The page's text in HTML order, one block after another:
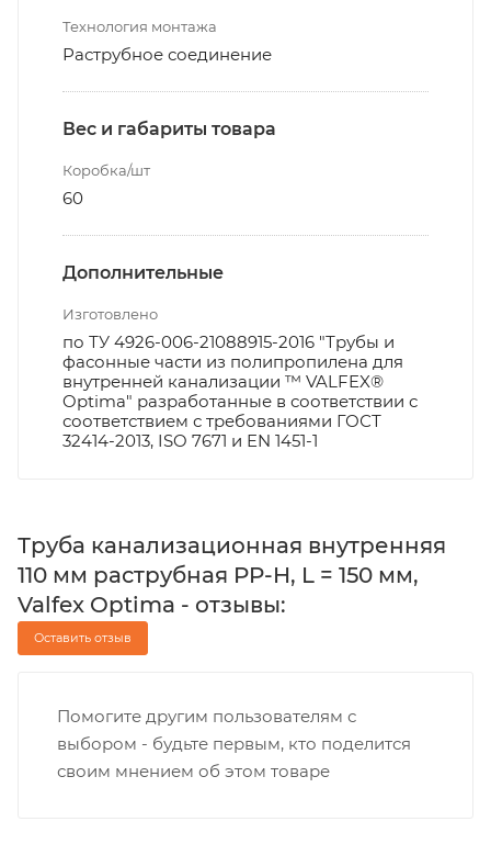
Технология монтажа
Раструбное соединение
Вес и габариты товара
Коробка/шт
60
Дополнительные
Изготовлено
по ТУ 4926-006-21088915-2016 "Трубы и
фасонные части из полипропилена для
внутренней канализации ™ VALFEX®
Optima" разработанные в соответствии с
соответствием с требованиями ГОСТ
32414-2013, ISO 7671 и EN 1451-1
Труба канализационная внутренняя
110 мм раструбная PP-H, L = 150 мм,
Valfex Optima - отзывы:
Оставить отзыв
Помогите другим пользователям с
выбором - будьте первым, кто поделится
своим мнением об этом товаре